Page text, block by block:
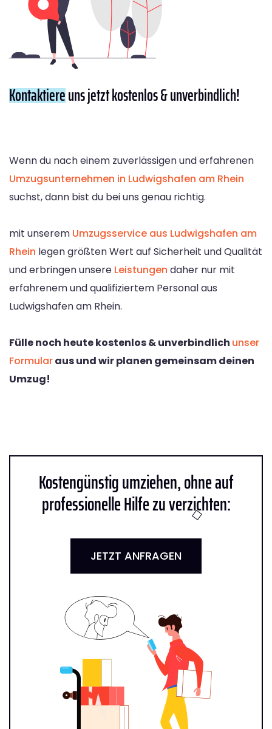
Kontaktiereuns jetzt kostenlos & unverbindlich!
Wenn du nach einem zuverlässigen und erfahrenen
Umzugsunternehmen in Ludwigshafen am Rhein
suchst, dann bist du bei uns genau richtig.
mit unserem Umzugsservice aus Ludwigshafen am
Rhein legen größten Wert auf Sicherheit und Qualität
und erbringen unsere Leistungen daher nur mit
erfahrenem und qualifiziertem Personal aus
Ludwigshafen am Rhein.
Fülle noch heute kostenlos & unverbindlich unser
Formularaus und wir planen gemeinsam deinen
Umzug!
Kostengünstig umziehen, ohne auf
professionelle Hilfe zu verzichten:
JETZT ANFRAGEN